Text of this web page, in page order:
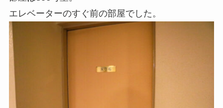
エレベーターのすぐ前の部屋でした。